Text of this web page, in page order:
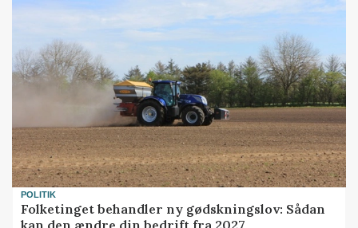
POLITIK
Folketinget behandler ny gødskningslov: Sådan
kan den ændre din bedrift fra 2027